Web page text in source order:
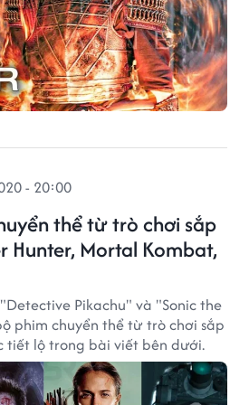
thể từ trò chơi sắp
Hunter, Mortal Kombat,
- 20:00
Pikachu" và "Sonic the
phim chuyển thể từ trò chơi sắp
tiết lộ trong bài viết bên dưới.